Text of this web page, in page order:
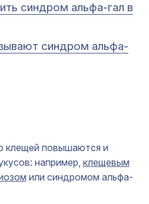
синдром альфа-гал в
синдром альфа-
клещей повышаются и
например, клещевым
или синдромом альфа-